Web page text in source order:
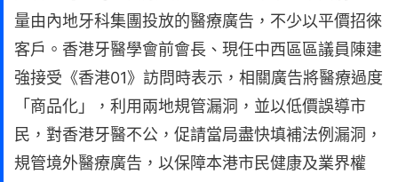
量由內地牙科集團投放的醫療廣告，不少以平價招徠
客戶。香港牙醫學會前會長、現任中西區區議員陳建
強接受《香港01》訪問時表示，相關廣告將醫療過度
「商品化」，利用兩地規管漏洞，並以低價誤導市
民，對香港牙醫不公，促請當局盡快填補法例漏洞，
規管境外醫療廣告，以保障本港市民健康及業界權